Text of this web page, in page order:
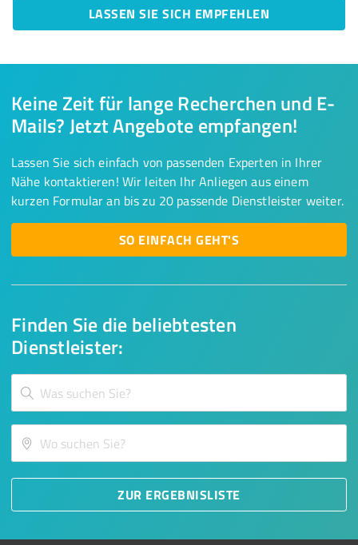
LASSEN SIE SICH EMPFEHLEN
Finden Sie die beliebtesten
Dienstleister:
ZUR ERGEBNISLISTE
Keine Zeit für lange Recherchen und E-
Mails? Jetzt Angebote empfangen!
Lassen Sie sich einfach von passenden Experten in Ihrer
Nähe kontaktieren! Wir leiten Ihr Anliegen aus einem
kurzen Formular an bis zu 20 passende Dienstleister weiter.
SO EINFACH GEHT'S